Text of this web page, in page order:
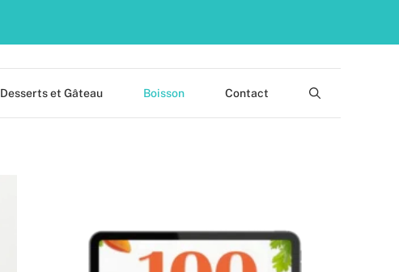
Desserts et Gâteau Boisson Contact